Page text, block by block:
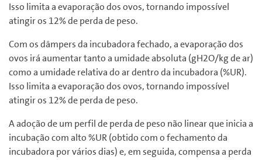
Isso limita a evaporação dos ovos, tornando impossível
atingir os 12% de perda de peso.
Com os dâmpers da incubadora fechado, a evaporação dos
ovos irá aumentar tanto a umidade absoluta (gH2O/kg de ar)
como a umidade relativa do ar dentro da incubadora (%UR).
Isso limita a evaporação dos ovos, tornando impossível
atingir os 12% de perda de peso.
A adoção de um perfil de perda de peso não linear que inicia a
incubação com alto %UR (obtido com o fechamento da
incubadora por vários dias) e, em seguida, compensa a perda